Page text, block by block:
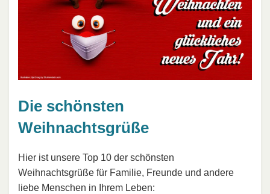
Die schönsten
Weihnachtsgrüße
Hier ist unsere Top 10 der schönsten
Weihnachtsgrüße für Familie, Freunde und andere
liebe Menschen in Ihrem Leben: